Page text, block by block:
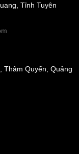
Tỉnh Tuyên
Thâm Quyến, Quảng